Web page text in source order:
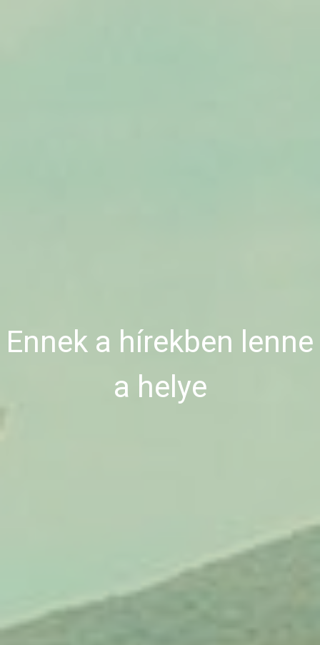
Ennek a hírekben lenne
a helye